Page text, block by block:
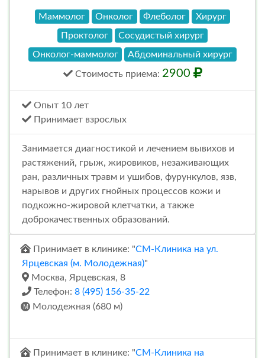
Маммолог Онколог Флеболог
Хирург
Проктолог
Сосудистый хирург
Онколог-маммолог
Абдоминальный хирург
Стоимость приема: 2900
Опыт 10 лет
Принимает взрослых
Занимается диагностикой и лечением вывихов и
растяжений, грыж, жировиков, незаживающих
ран, различных травм и ушибов, фурункулов, язв,
нарывов и других гнойных процессов кожи и
подкожно-жировой клетчатки, а также
доброкачественных образований.
Принимает в клинике: "СМ-Клиника на ул.
Ярцевская (м. Молодежная)"
Москва, Ярцевская, 8
Телефон: 8 (495) 156-35-22
Молодежная (680 м)
Принимает в клинике: "СМ-Клиника на